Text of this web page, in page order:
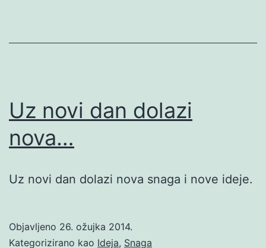
Uz novi dan dolazi
nova…
Uz novi dan dolazi nova snaga i nove ideje.
Objavljeno 26. ožujka 2014.
Kategorizirano kao Ideja, Snaga